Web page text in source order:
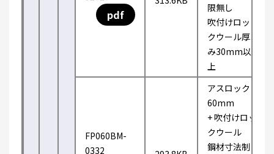
pdf
限無し
吹付けロッ
クウール厚
み30mm以
上
FP060BM-
0332
アスロック
60mm
+ 吹付けロッ
クウール
鋼材寸法制